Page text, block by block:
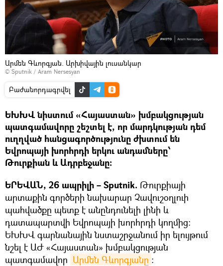
Արմեն Գևորգյան. Արխիվային լուսանկար
© Sputnik / Aram Nersesyan
Բաժանորդագրվել
ԵԽԽՎ նիստում «Հայաստան» խմբակցության
պատգամավորը շեշտել է, որ մարդկության դեմ
ուղղված հանցագործությունը ժխտում են
Եվրոպայի խորհրդի երկու անդամները՝
Թուրքիան և Ադրբեջանը։
ԵՐԵՎԱՆ, 26 ապրիլի – Sputnik. Թուրքիայի
արտաքին գործերի նախարար Չավուշօղլուի
պահվածքը պետք է անընդունելի լինի և
դատապարտվի Եվրոպայի խորհրդի կողմից:
ԵԽԽՎ գարնանային նստաշրջանում իր ելույթում
նշել է ԱԺ «Հայաստան» խմբակցության
պատգամավոր Արմեն Գևորգյանը :